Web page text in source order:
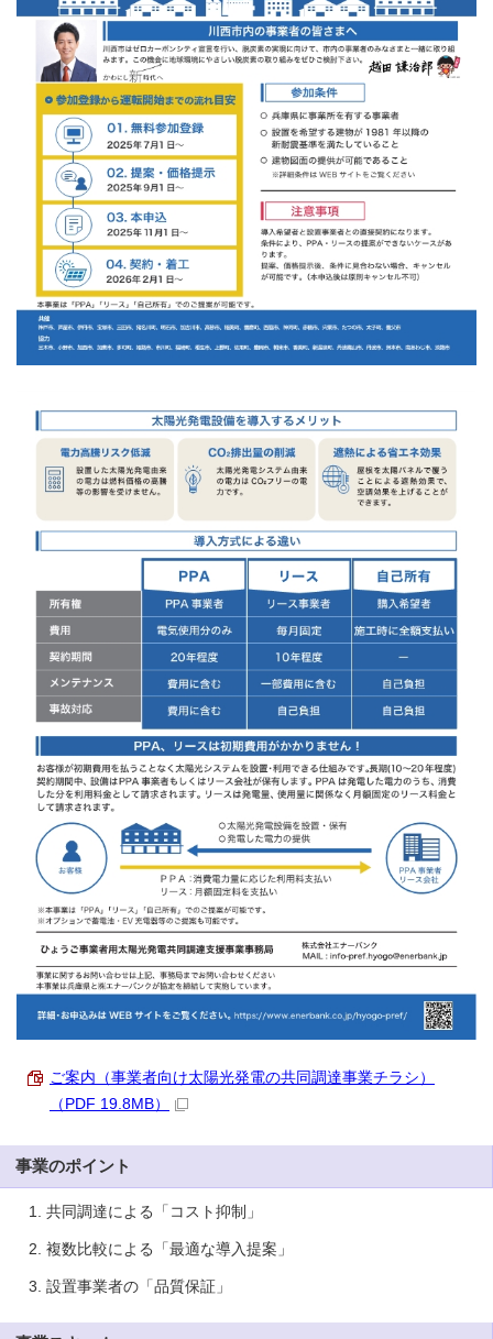
ご案内（事業者向け太陽光発電の共同調達事業チラシ）
（PDF 19.8MB）
事業のポイント
共同調達による「コスト抑制」
複数比較による「最適な導入提案」
設置事業者の「品質保証」